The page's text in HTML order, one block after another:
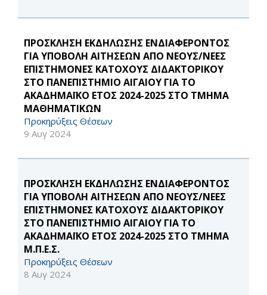
ΠΡΟΣΚΛΗΣΗ ΕΚΔΗΛΩΣΗΣ ΕΝΔΙΑΦΕΡΟΝΤΟΣ
ΓΙΑ ΥΠΟΒΟΛΗ ΑΙΤΗΣΕΩΝ ΑΠΟ ΝΕΟΥΣ/ΝΕΕΣ
ΕΠΙΣΤΗΜΟΝΕΣ ΚΑΤΟΧΟΥΣ ΔΙΔΑΚΤΟΡΙΚΟΥ
ΣΤΟ ΠΑΝΕΠΙΣΤΗΜΙΟ ΑΙΓΑΙΟΥ ΓΙΑ ΤΟ
ΑΚΑΔΗΜΑΪΚΟ ΕΤΟΣ 2024-2025 ΣΤΟ ΤΜΗΜΑ
MΑΘΗΜΑΤΙΚΩΝ
Προκηρύξεις Θέσεων
9 Αυγ 2024
ΠΡΟΣΚΛΗΣΗ ΕΚΔΗΛΩΣΗΣ ΕΝΔΙΑΦΕΡΟΝΤΟΣ
ΓΙΑ ΥΠΟΒΟΛΗ ΑΙΤΗΣΕΩΝ ΑΠΟ ΝΕΟΥΣ/ΝΕΕΣ
ΕΠΙΣΤΗΜΟΝΕΣ ΚΑΤΟΧΟΥΣ ΔΙΔΑΚΤΟΡΙΚΟΥ
ΣΤΟ ΠΑΝΕΠΙΣΤΗΜΙΟ ΑΙΓΑΙΟΥ ΓΙΑ ΤΟ
ΑΚΑΔΗΜΑΪΚΟ ΕΤΟΣ 2024-2025 ΣΤΟ ΤΜΗΜΑ
Μ.Π.Ε.Σ.
Προκηρύξεις Θέσεων
8 Αυγ 2024